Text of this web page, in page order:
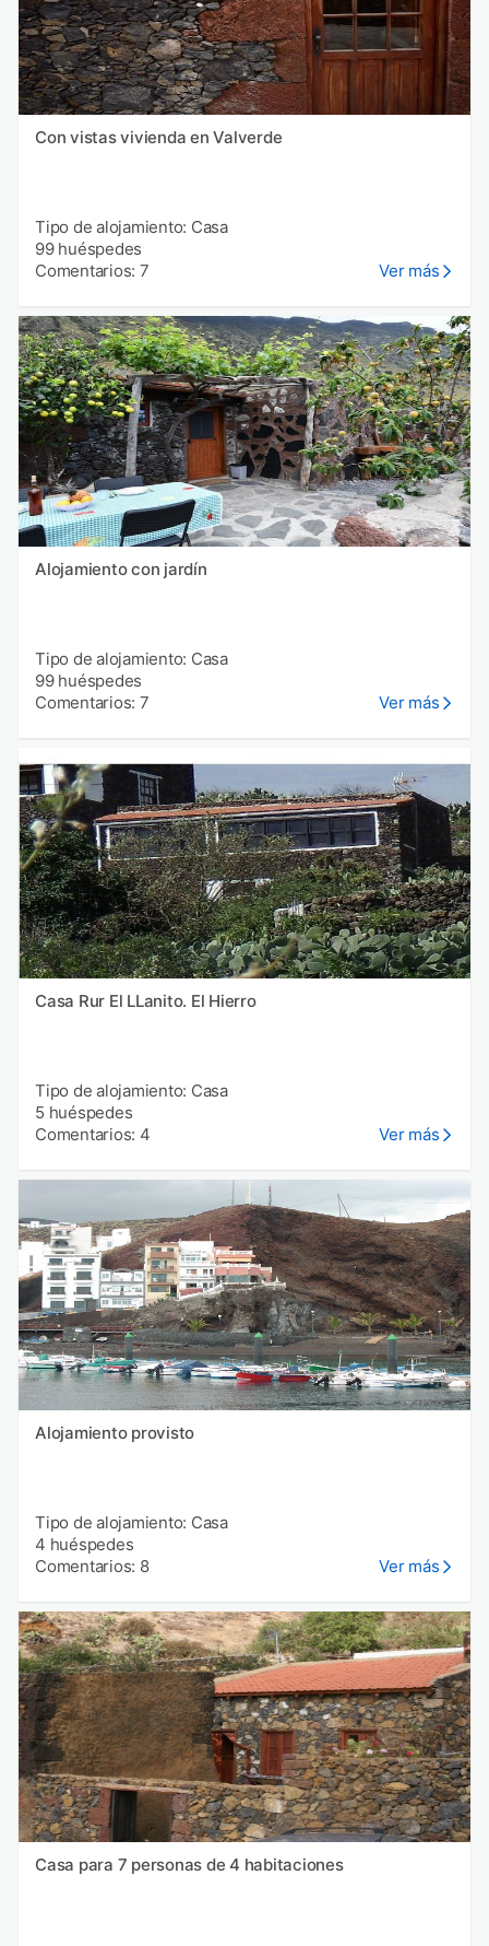
Con vistas vivienda en Valverde
Tipo de alojamiento: Casa
99 huéspedes
Comentarios: 7
Ver más
Alojamiento con jardín
Tipo de alojamiento: Casa
99 huéspedes
Comentarios: 7
Ver más
Casa Rur El LLanito. El Hierro
Tipo de alojamiento: Casa
5 huéspedes
Comentarios: 4
Ver más
Alojamiento provisto
Tipo de alojamiento: Casa
4 huéspedes
Comentarios: 8
Ver más
Casa para 7 personas de 4 habitaciones